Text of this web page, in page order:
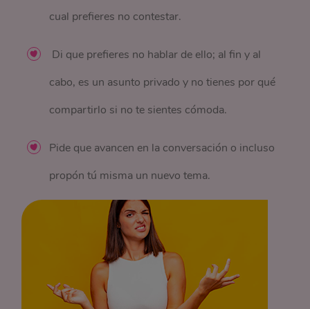
cual prefieres no contestar.
Di que prefieres no hablar de ello; al fin y al
cabo, es un asunto privado y no tienes por qué
compartirlo si no te sientes cómoda.
Pide que avancen en la conversación o incluso
propón tú misma un nuevo tema.